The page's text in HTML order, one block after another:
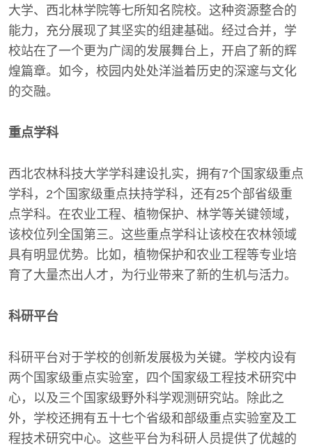
大学、西北林学院等七所知名院校。这种资源整合的
能力，充分展现了其坚实的组建基础。经过合并，学
校站在了一个更为广阔的发展舞台上，开启了新的辉
煌篇章。如今，校园内处处洋溢着历史的深邃与文化
的交融。
重点学科
西北农林科技大学学科建设扎实，拥有7个国家级重点
学科，2个国家级重点扶持学科，还有25个部省级重
点学科。在农业工程、植物保护、林学等关键领域，
该校位列全国第三。这些重点学科让该校在农林领域
具有明显优势。比如，植物保护和农业工程等专业培
育了大量杰出人才，为行业带来了新的生机与活力。
科研平台
科研平台对于学校的创新发展极为关键。学校内设有
两个国家级重点实验室，四个国家级工程技术研究中
心，以及三个国家级野外科学观测研究站。除此之
外，学校还拥有五十七个省级和部级重点实验室及工
程技术研究中心。这些平台为科研人员提供了优越的